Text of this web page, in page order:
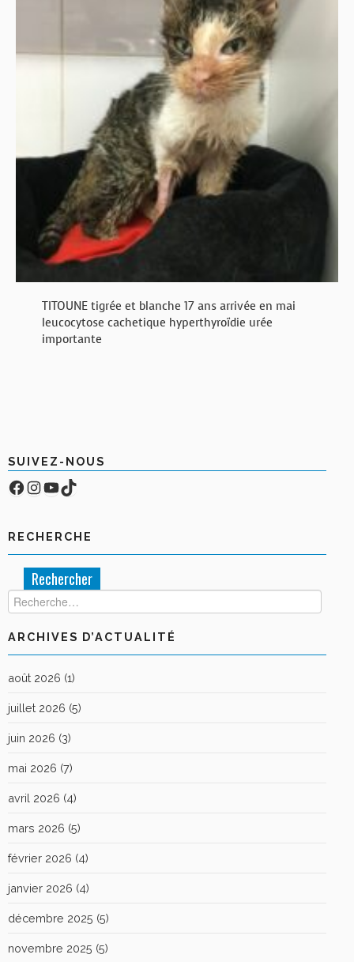
TITOUNE tigrée et blanche 17 ans arrivée en mai
leucocytose cachetique hyperthyroïdie urée
importante
SUIVEZ-NOUS
Facebook
Compte Instagram
YouTube
TikTok
RECHERCHE
Rechercher :
ARCHIVES D’ACTUALITÉ
août 2026 (1)
juillet 2026 (5)
juin 2026 (3)
mai 2026 (7)
avril 2026 (4)
mars 2026 (5)
février 2026 (4)
janvier 2026 (4)
décembre 2025 (5)
novembre 2025 (5)